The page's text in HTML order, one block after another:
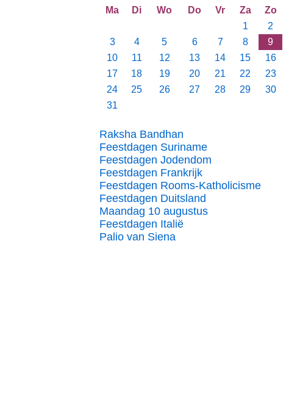
Ma
Di Wo Do Vr Za
Zo
1
2
3
4 5 6 7 8
9
10
11 12 13 14 15
16
17
18 19 20 21 22
23
24
25 26 27 28 29
30
31
Raksha Bandhan
Feestdagen Suriname
Feestdagen Jodendom
Feestdagen Frankrijk
Feestdagen Rooms-Katholicisme
Feestdagen Duitsland
Maandag 10 augustus
Feestdagen Italië
Palio van Siena